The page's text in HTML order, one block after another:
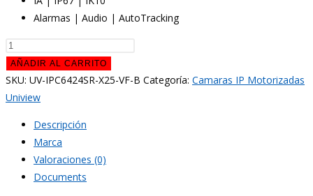
Alarmas | Audio | AutoTracking
Domo
Motorizado
IP
4Mpx
120mm
UNIVIEW
cantidad
AÑADIR AL CARRITO
SKU: UV-IPC6424SR-X25-VF-B Categoría: Camaras IP Motorizadas
Uniview
Descripción
Marca
Valoraciones (0)
Documents